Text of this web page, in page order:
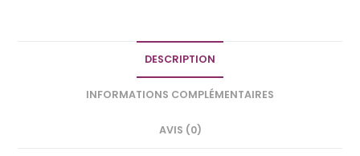
DESCRIPTION
INFORMATIONS COMPLÉMENTAIRES
AVIS (0)